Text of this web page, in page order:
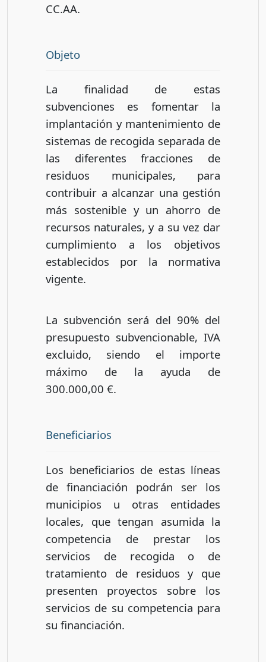
CC.AA.
Objeto
La finalidad de estas
subvenciones es fomentar la
implantación y mantenimiento de
sistemas de recogida separada de
las diferentes fracciones de
residuos municipales, para
contribuir a alcanzar una gestión
más sostenible y un ahorro de
recursos naturales, y a su vez dar
cumplimiento a los objetivos
establecidos por la normativa
vigente.
La subvención será del 90% del
presupuesto subvencionable, IVA
excluido, siendo el importe
máximo de la ayuda de
300.000,00 €.
Beneficiarios
Los beneficiarios de estas líneas
de financiación podrán ser los
municipios u otras entidades
locales, que tengan asumida la
competencia de prestar los
servicios de recogida o de
tratamiento de residuos y que
presenten proyectos sobre los
servicios de su competencia para
su financiación.